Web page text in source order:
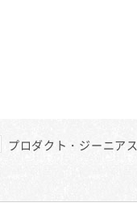
プロダクト・ジーニアス